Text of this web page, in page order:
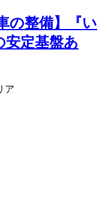
の整備】『い
安定基盤あ
ア